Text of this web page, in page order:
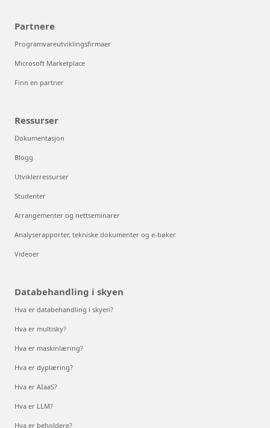
Partnere
Programvareutviklingsfirmaer
Microsoft Marketplace
Finn en partner
Ressurser
Dokumentasjon
Blogg
Utviklerressurser
Studenter
Arrangementer og nettseminarer
Analyserapporter, tekniske dokumenter og e-bøker
Videoer
Databehandling i skyen
Hva er databehandling i skyen?
Hva er multisky?
Hva er maskinlæring?
Hva er dyplæring?
Hva er AIaaS?
Hva er LLM?
Hva er beholdere?